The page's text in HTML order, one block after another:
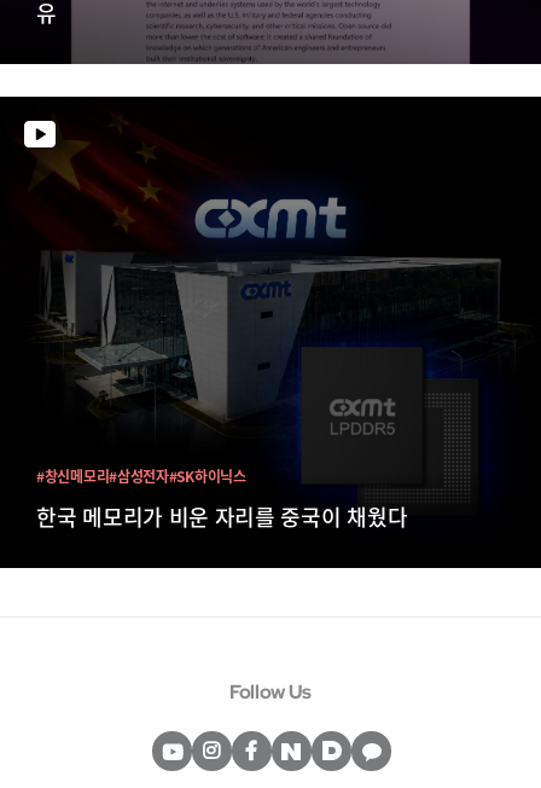
유
한국 메모리가 비운 자리를 중국이 채웠다
#창신메모리#삼성전자#SK하이닉스
Follow Us